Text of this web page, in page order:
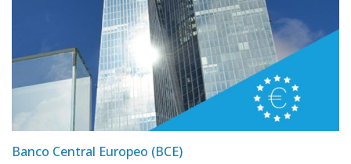
Banco Central Europeo (BCE)